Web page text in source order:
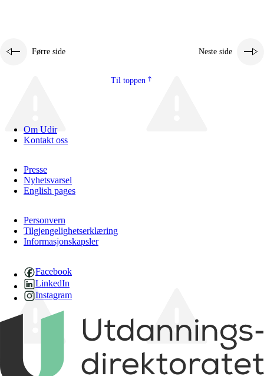
Førre side Neste side
Til toppen
Om Udir
Kontakt oss
Presse
Nyhetsvarsel
English pages
Personvern
Tilgjengelighetserklæring
Informasjonskapsler
Facebook
LinkedIn
Instagram